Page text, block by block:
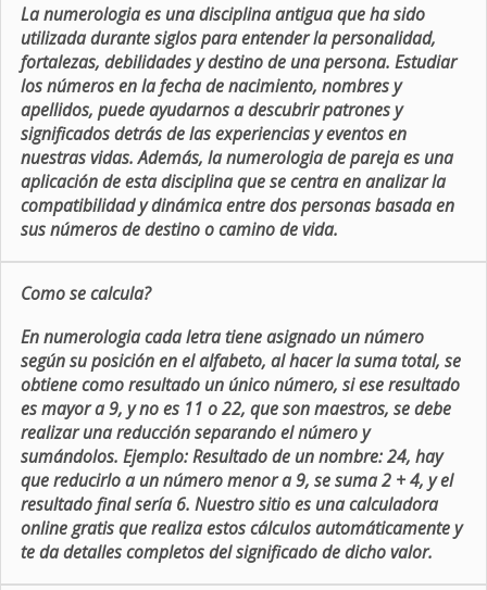
La numerologia es una disciplina antigua que ha sido
utilizada durante siglos para entender la personalidad,
fortalezas, debilidades y destino de una persona. Estudiar
los números en la fecha de nacimiento, nombres y
apellidos, puede ayudarnos a descubrir patrones y
significados detrás de las experiencias y eventos en
nuestras vidas. Además, la numerologia de pareja es una
aplicación de esta disciplina que se centra en analizar la
compatibilidad y dinámica entre dos personas basada en
sus números de destino o camino de vida.
Como se calcula?
En numerologia cada letra tiene asignado un número
según su posición en el alfabeto, al hacer la suma total, se
obtiene como resultado un único número, si ese resultado
es mayor a 9, y no es 11 o 22, que son maestros, se debe
realizar una reducción separando el número y
sumándolos. Ejemplo: Resultado de un nombre: 24, hay
que reducirlo a un número menor a 9, se suma 2 + 4, y el
resultado final sería 6. Nuestro sitio es una calculadora
online gratis que realiza estos cálculos automáticamente y
te da detalles completos del significado de dicho valor.